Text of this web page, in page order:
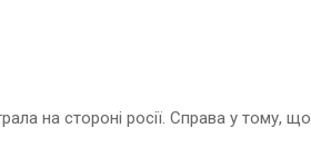
на стороні росії. Справа у тому, що